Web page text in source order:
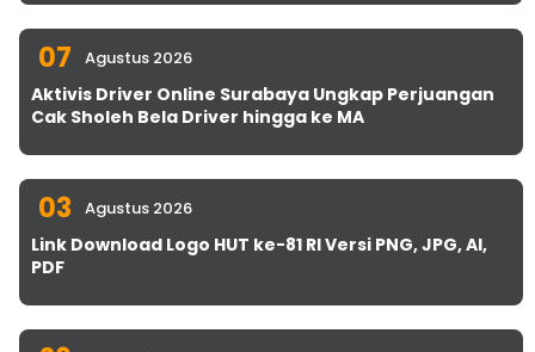
07 Agustus 2026
Aktivis Driver Online Surabaya Ungkap Perjuangan
Cak Sholeh Bela Driver hingga ke MA
03 Agustus 2026
Link Download Logo HUT ke-81 RI Versi PNG, JPG, AI,
PDF